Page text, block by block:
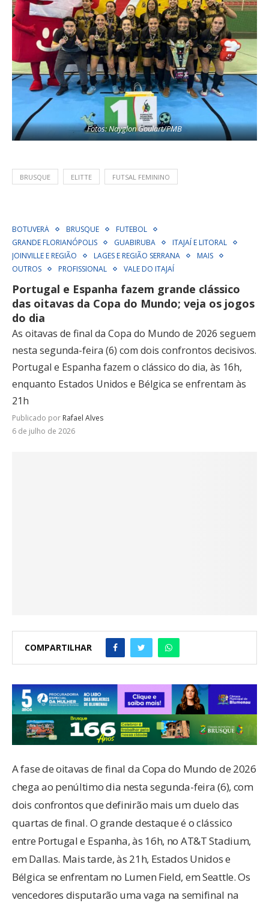
Fotos: Nayglon Goulart/PMB
BRUSQUE ELITTE FUTSAL FEMININO
BOTUVERÁ BRUSQUE
FUTEBOL
GRANDE FLORIANÓPOLIS
GUABIRUBA
ITAJAÍ E LITORAL
JOINVILLE E REGIÃO
LAGES E REGIÃO SERRANA
MAIS
OUTROS
PROFISSIONAL VALE DO ITAJAÍ
Portugal e Espanha fazem grande clássico
das oitavas da Copa do Mundo; veja os jogos
do dia
As oitavas de final da Copa do Mundo de 2026 seguem
nesta segunda-feira (6) com dois confrontos decisivos.
Portugal e Espanha fazem o clássico do dia, às 16h,
enquanto Estados Unidos e Bélgica se enfrentam às
21h
Publicado por Rafael Alves
6 de julho de 2026
COMPARTILHAR
A fase de oitavas de final da Copa do Mundo de 2026
chega ao penúltimo dia nesta segunda-feira (6), com
dois confrontos que definirão mais um duelo das
quartas de final. O grande destaque é o clássico
entre Portugal e Espanha, às 16h, no AT&T Stadium,
em Dallas. Mais tarde, às 21h, Estados Unidos e
Bélgica se enfrentam no Lumen Field, em Seattle. Os
vencedores disputarão uma vaga na semifinal na